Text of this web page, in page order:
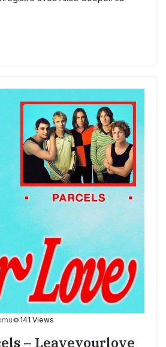
141 Views
– Leaveyourlove